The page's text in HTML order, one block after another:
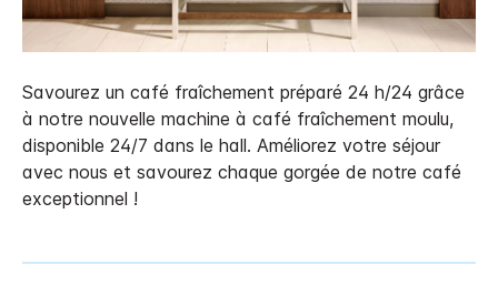
Savourez un café fraîchement préparé 24 h/24 grâce
à notre nouvelle machine à café fraîchement moulu,
disponible 24/7 dans le hall. Améliorez votre séjour
avec nous et savourez chaque gorgée de notre café
exceptionnel !